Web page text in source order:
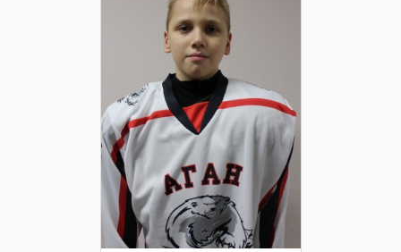
Дата заявки:
18.04.2022